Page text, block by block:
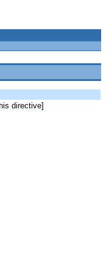
directive]